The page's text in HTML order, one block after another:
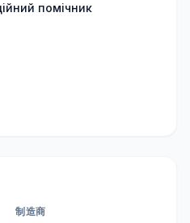
помічник
制造商